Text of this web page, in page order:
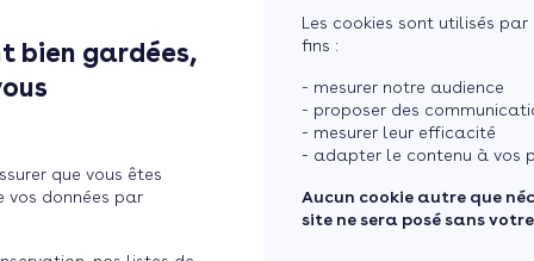
bien gardées,
que vous êtes
vos données par
Les cookies sont utilisés
fins :
- mesurer notre audience
- proposer des
- mesurer leur efficacité
- adapter le contenu à vos
Aucun cookie autre que
site ne sera posé sans
Chauffage au bois
Chauffage solaire
Thermostat connecté
faciliter tous vos